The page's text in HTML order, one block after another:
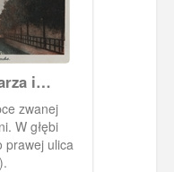
i
zwanej
W głębi
prawej ulica